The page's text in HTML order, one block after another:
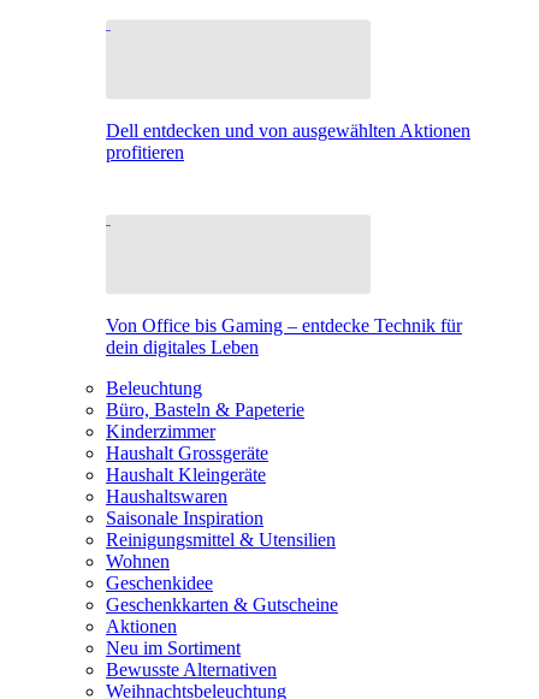
Dell entdecken und von ausgewählten Aktionen
profitieren
Von Office bis Gaming – entdecke Technik für
dein digitales Leben
Beleuchtung
Büro, Basteln & Papeterie
Kinderzimmer
Haushalt Grossgeräte
Haushalt Kleingeräte
Haushaltswaren
Saisonale Inspiration
Reinigungsmittel & Utensilien
Wohnen
Geschenkidee
Geschenkkarten & Gutscheine
Aktionen
Neu im Sortiment
Bewusste Alternativen
Weihnachtsbeleuchtung